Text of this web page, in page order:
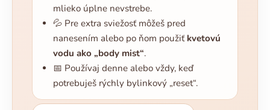
mlieko úplne nevstrebe.
💦 Pre extra sviežosť môžeš pred
nanesením alebo po ňom použiť kvetovú
vodu ako „body mist“.
📅 Používaj denne alebo vždy, keď
potrebuješ rýchly bylinkový „reset“.